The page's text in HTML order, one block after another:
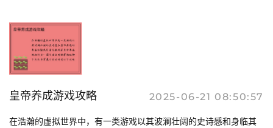
皇帝养成游戏攻略 2025-06-21 08:50:57
在浩瀚的虚拟世界中，有一类游戏以其波澜壮阔的史诗感和身临其